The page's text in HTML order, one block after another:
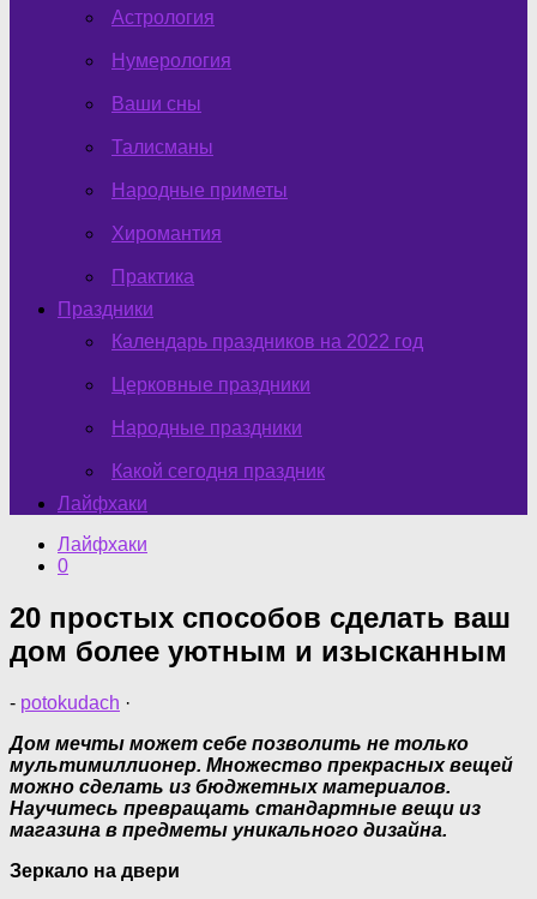
Астрология
Нумерология
Ваши сны
Талисманы
Народные приметы
Хиромантия
Практика
Праздники
Календарь праздников на 2022 год
Церковные праздники
Народные праздники
Какой сегодня праздник
Лайфхаки
Лайфхаки
0
20 простых способов сделать ваш
дом более уютным и изысканным
- potokudach ·
Дом мечты может себе позволить не только
мультимиллионер. Множество прекрасных вещей
можно сделать из бюджетных материалов.
Научитесь превращать стандартные вещи из
магазина в предметы уникального дизайна.
Зеркало на двери